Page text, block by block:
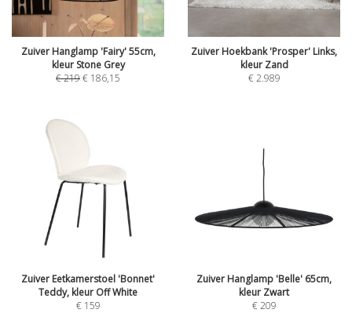
Zuiver Hanglamp 'Fairy' 55cm,
kleur Stone Grey
€219€ 186,15
Zuiver Hoekbank 'Prosper' Links,
kleur Zand
€2.989
Zuiver Eetkamerstoel 'Bonnet'
Teddy, kleur Off White
€ 159
Zuiver Hanglamp 'Belle' 65cm,
kleur Zwart
€209